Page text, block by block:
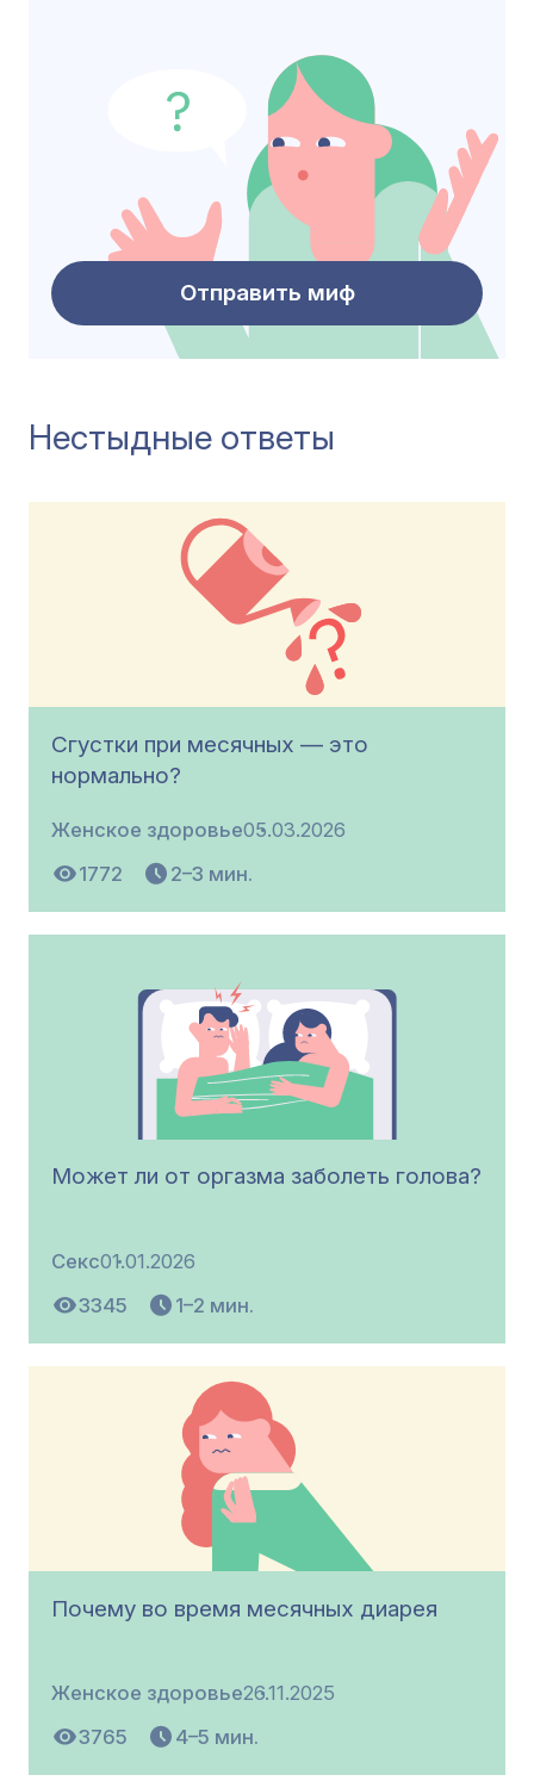
Отправить миф
Нестыдные ответы
Сгустки при месячных — это
нормально?
Женское здоровье05.03.2026
1772
2–3 мин.
Может ли от оргазма заболеть голова?
Секс01.01.2026
3345
1–2 мин.
Почему во время месячных диарея
Женское здоровье26.11.2025
3765
4–5 мин.